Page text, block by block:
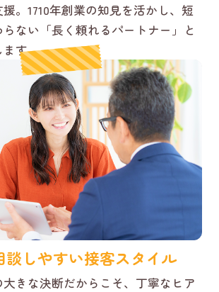
。1710年創業の知見を活かし、短
ない「長く頼れるパートナー」と
ます。
談しやすい接客スタイル
きな決断だからこそ、丁寧なヒア